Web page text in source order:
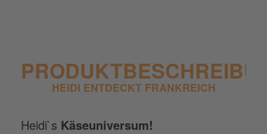
HEIDI ENTDECKT FRANKREICH
Heidi`s Käseuniversum!